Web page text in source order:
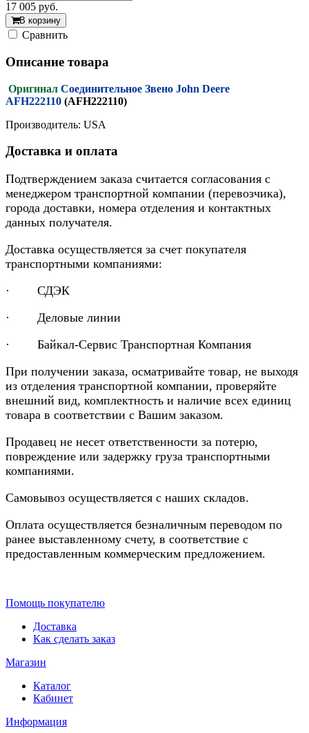
17 005 руб.
В корзину
Cравнить
Описание товара
Оригинал Соединительное Звено John Deere
AFH222110 (AFH222110)
Производитель: USA
Доставка и оплата
Подтверждением заказа считается согласования с
менеджером транспортной компании (перевозчика),
города доставки, номера отделения и контактных
данных получателя.
Доставка осуществляется за счет покупателя
транспортными компаниями:
· СДЭК
· Деловые линии
· Байкал-Сервис Транспортная Компания
При получении заказа, осматривайте товар, не выходя
из отделения транспортной компании, проверяйте
внешний вид, комплектность и наличие всех единиц
товара в соответствии с Вашим заказом.
Продавец не несет ответственности за потерю,
повреждение или задержку груза транспортными
компаниями.
Самовывоз осуществляется с наших складов.
Оплата осуществляется безналичным переводом по
ранее выставленному счету, в соответствие с
предоставленным коммерческим предложением.
Помощь покупателю
Доставка
Как сделать заказ
Магазин
Каталог
Кабинет
Информация